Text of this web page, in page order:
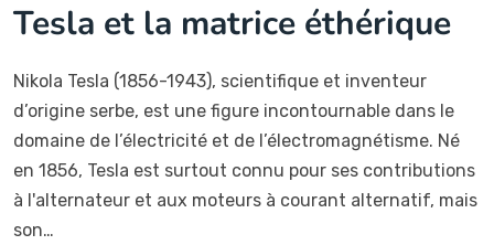
Tesla et la matrice éthérique
Nikola Tesla (1856-1943), scientifique et inventeur
d’origine serbe, est une figure incontournable dans le
domaine de l’électricité et de l’électromagnétisme. Né
en 1856, Tesla est surtout connu pour ses contributions
à l'alternateur et aux moteurs à courant alternatif, mais
son…